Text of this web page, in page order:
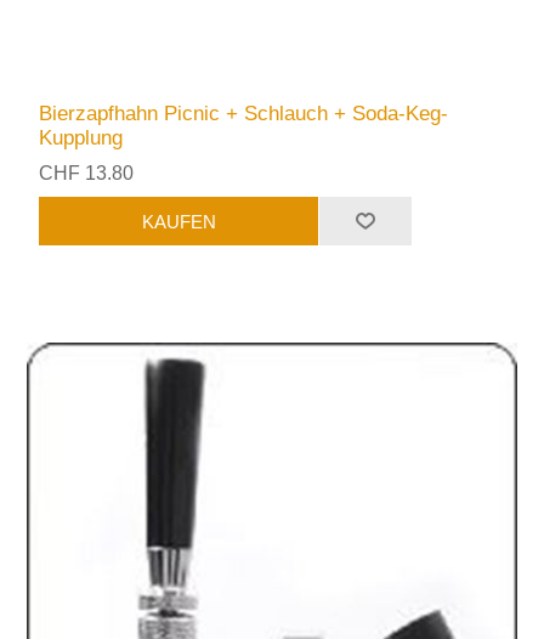
Bierzapfhahn Picnic + Schlauch + Soda-Keg-
Kupplung
CHF 13.80